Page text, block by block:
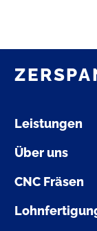
Leistungen
Über uns
CNC Fräsen